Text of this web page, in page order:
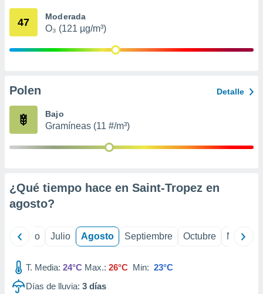
mediante
publicidad
de
47 Moderada
O₃ (121 µg/m³)
Polen Detalle
Bajo
Gramíneas (11 #/m³)
¿Qué tiempo hace en Saint-Tropez en
agosto?
Junio Julio Agosto Septiembre Octubre
T. Media: 24°C Max.: 26°C Min: 23°C
Días de lluvia: 3 días